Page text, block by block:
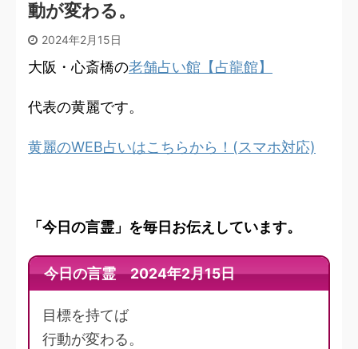
動が変わる。
2024年2月15日
大阪・心斎橋の老舗占い館【占龍館】
代表の黄麗です。
黄麗のWEB占いはこちらから！(スマホ対応)
「今日の言霊」を毎日お伝えしています。
今日の言霊 2024年2月15日
目標を持てば
行動が変わる。